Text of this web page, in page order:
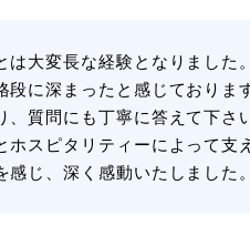
は大変長な経験となりました
段に深まったと感じておりま
、質問にも丁寧に答えて下さ
ホスピタリティーによって支
じ、深く感動いたしました。